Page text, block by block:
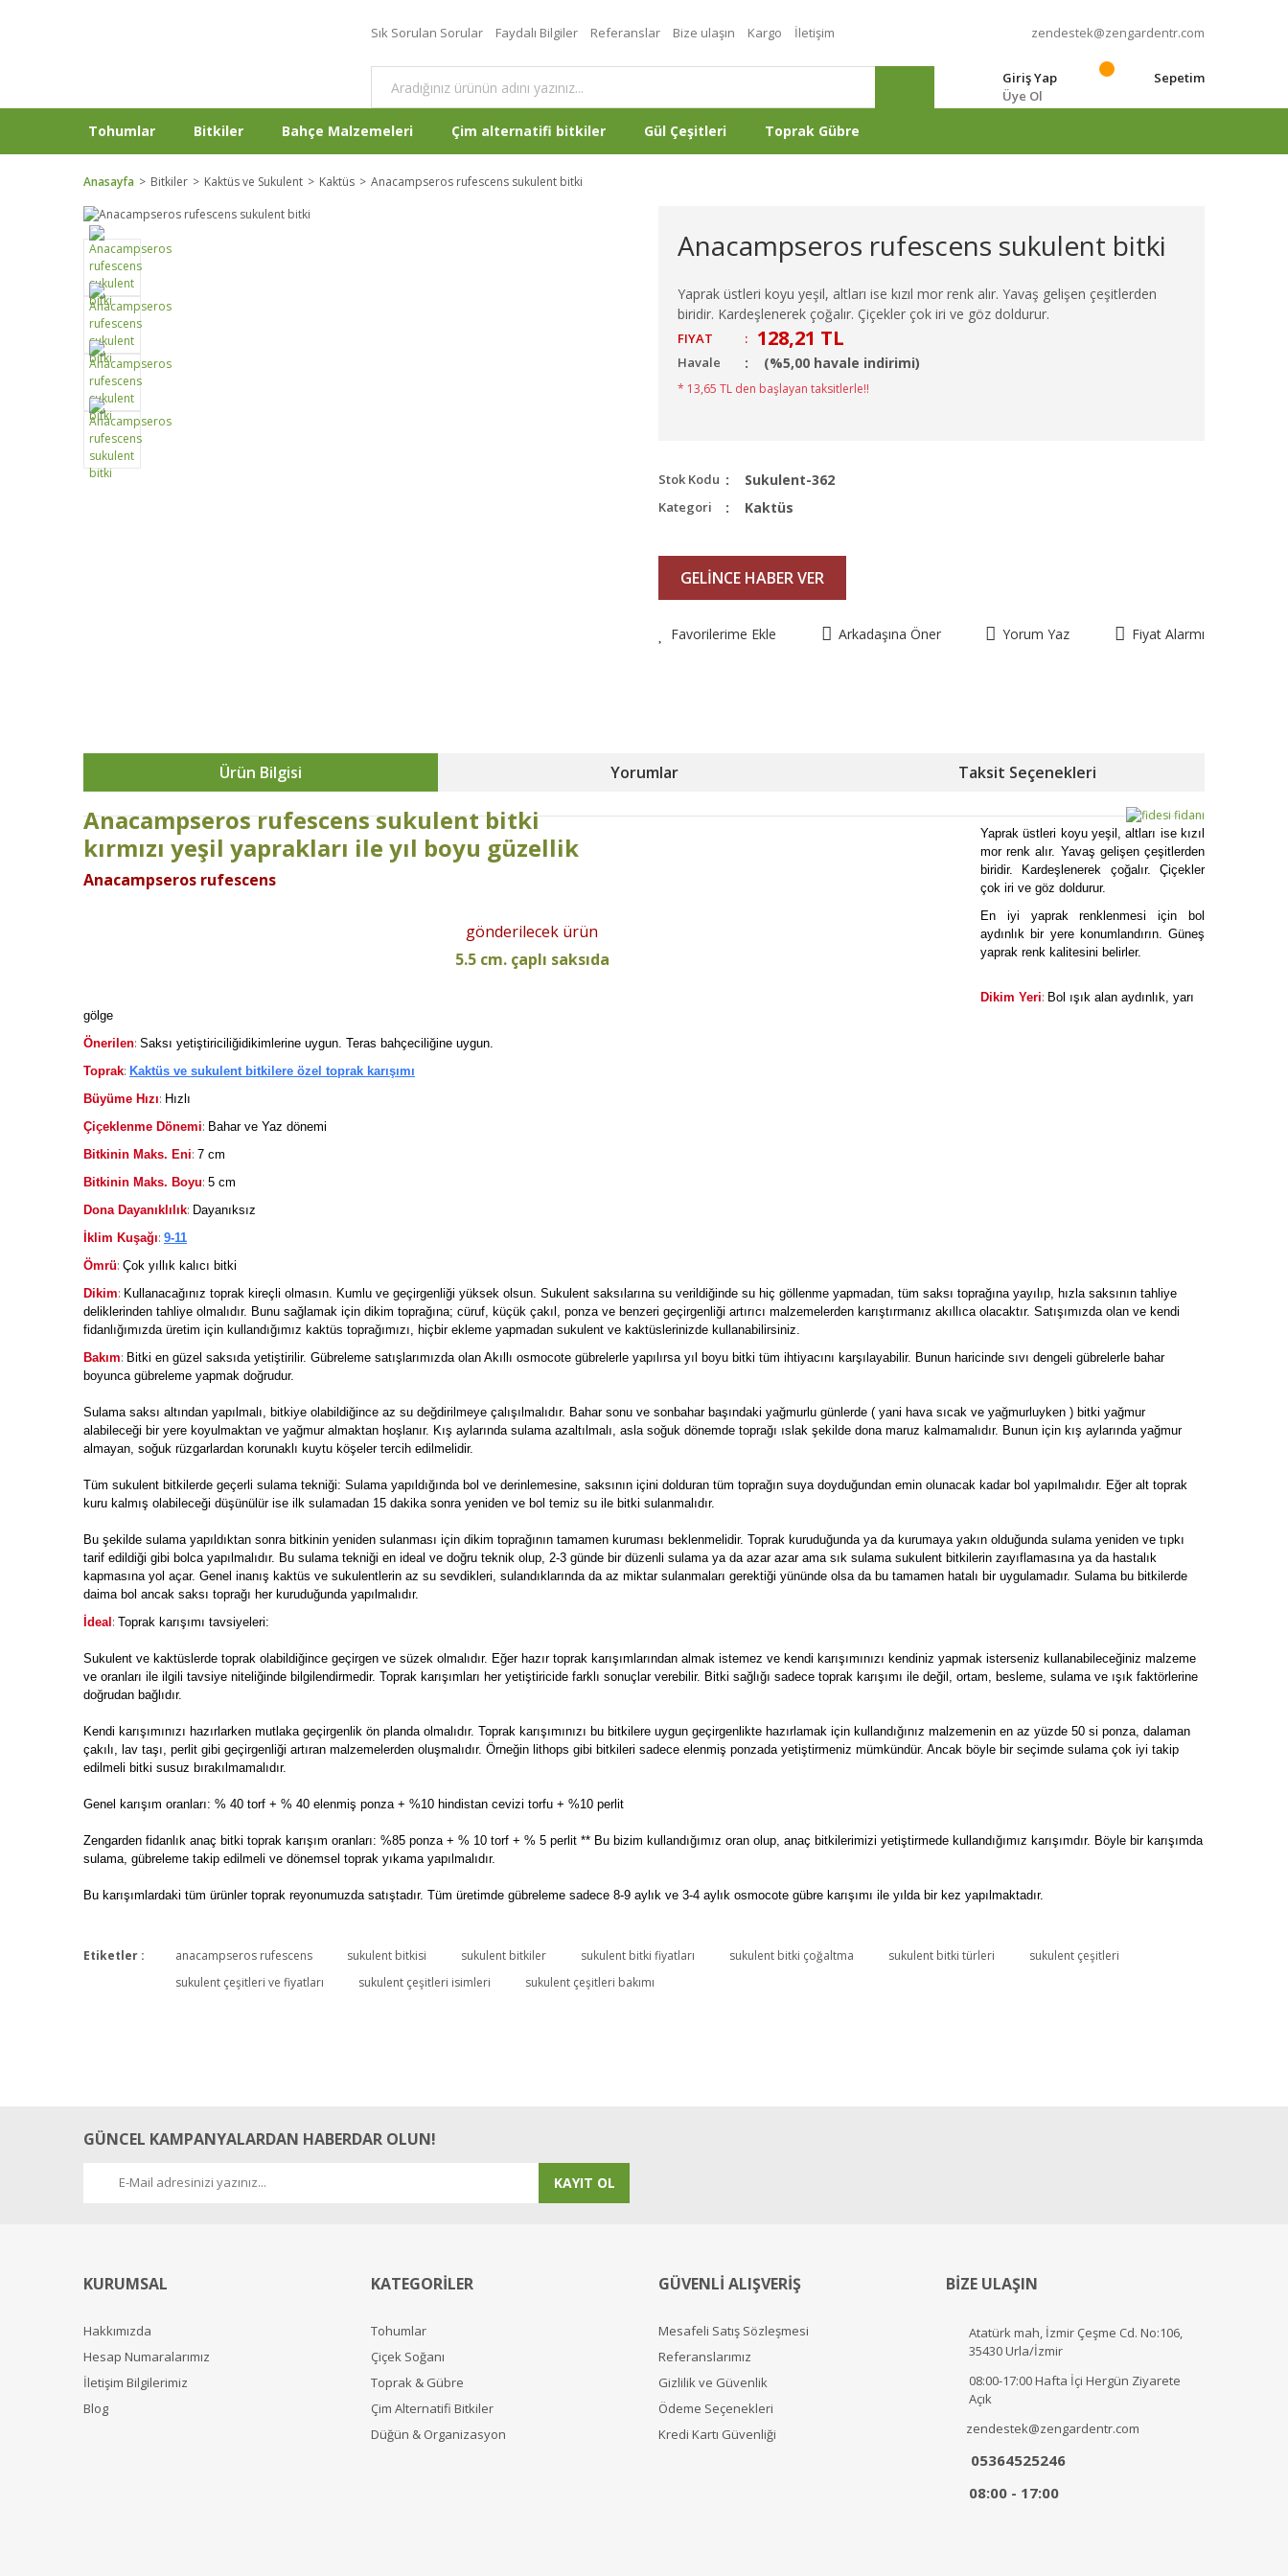
Sık Sorulan Sorular Faydalı Bilgiler Referanslar Bize ulaşın Kargo İletişim zendestek@zengardentr.com
Giriş Yap
Üye Ol
Sepetim
Tohumlar Bitkiler Bahçe Malzemeleri Çim alternatifi bitkiler Gül Çeşitleri Toprak Gübre
Anasayfa Bitkiler Kaktüs ve Sukulent Kaktüs Anacampseros rufescens sukulent bitki
Anacampseros rufescens sukulent bitki
Yaprak üstleri koyu yeşil, altları ise kızıl mor renk alır. Yavaş gelişen çeşitlerden
biridir. Kardeşlenerek çoğalır. Çiçekler çok iri ve göz doldurur.
FIYAT : 128,21 TL
Havale (%5,00 havale indirimi)
* 13,65 TL den başlayan taksitlerle!!
Stok Kodu Sukulent-362
Kategori Kaktüs
GELİNCE HABER VER
Favorilerime Ekle Arkadaşına Öner Yorum Yaz Fiyat Alarmı
Ürün Bilgisi Yorumlar Taksit Seçenekleri
Anacampseros rufescens sukulent bitki
kırmızı yeşil yaprakları ile yıl boyu güzellik
Anacampseros rufescens
gönderilecek ürün
5.5 cm. çaplı saksıda
Yaprak üstleri koyu yeşil, altları ise kızıl
mor renk alır. Yavaş gelişen çeşitlerden
biridir. Kardeşlenerek çoğalır. Çiçekler
çok iri ve göz doldurur.
En iyi yaprak renklenmesi için bol
aydınlık bir yere konumlandırın. Güneş
yaprak renk kalitesini belirler.
Dikim Yeri: Bol ışık alan aydınlık, yarı
gölge
Önerilen: Saksı yetiştiriciliğidikimlerine uygun. Teras bahçeciliğine uygun.
Toprak: Kaktüs ve sukulent bitkilere özel toprak karışımı
Büyüme Hızı: Hızlı
Çiçeklenme Dönemi: Bahar ve Yaz dönemi
Bitkinin Maks. Eni: 7 cm
Bitkinin Maks. Boyu: 5 cm
Dona Dayanıklılık: Dayanıksız
İklim Kuşağı: 9-11
Ömrü: Çok yıllık kalıcı bitki
Dikim: Kullanacağınız toprak kireçli olmasın. Kumlu ve geçirgenliği yüksek olsun. Sukulent saksılarına su verildiğinde su hiç göllenme yapmadan, tüm saksı toprağına yayılıp, hızla saksının tahliye
deliklerinden tahliye olmalıdır. Bunu sağlamak için dikim toprağına; cüruf, küçük çakıl, ponza ve benzeri geçirgenliği artırıcı malzemelerden karıştırmanız akıllıca olacaktır. Satışımızda olan ve kendi
fidanlığımızda üretim için kullandığımız kaktüs toprağımızı, hiçbir ekleme yapmadan sukulent ve kaktüslerinizde kullanabilirsiniz.
Bakım: Bitki en güzel saksıda yetiştirilir. Gübreleme satışlarımızda olan Akıllı osmocote gübrelerle yapılırsa yıl boyu bitki tüm ihtiyacını karşılayabilir. Bunun haricinde sıvı dengeli gübrelerle bahar
boyunca gübreleme yapmak doğrudur.
Sulama saksı altından yapılmalı, bitkiye olabildiğince az su değdirilmeye çalışılmalıdır. Bahar sonu ve sonbahar başındaki yağmurlu günlerde ( yani hava sıcak ve yağmurluyken ) bitki yağmur
alabileceği bir yere koyulmaktan ve yağmur almaktan hoşlanır. Kış aylarında sulama azaltılmalı, asla soğuk dönemde toprağı ıslak şekilde dona maruz kalmamalıdır. Bunun için kış aylarında yağmur
almayan, soğuk rüzgarlardan korunaklı kuytu köşeler tercih edilmelidir.
Tüm sukulent bitkilerde geçerli sulama tekniği: Sulama yapıldığında bol ve derinlemesine, saksının içini dolduran tüm toprağın suya doyduğundan emin olunacak kadar bol yapılmalıdır. Eğer alt toprak
kuru kalmış olabileceği düşünülür ise ilk sulamadan 15 dakika sonra yeniden ve bol temiz su ile bitki sulanmalıdır.
Bu şekilde sulama yapıldıktan sonra bitkinin yeniden sulanması için dikim toprağının tamamen kuruması beklenmelidir. Toprak kuruduğunda ya da kurumaya yakın olduğunda sulama yeniden ve tıpkı
tarif edildiği gibi bolca yapılmalıdır. Bu sulama tekniği en ideal ve doğru teknik olup, 2-3 günde bir düzenli sulama ya da azar azar ama sık sulama sukulent bitkilerin zayıflamasına ya da hastalık
kapmasına yol açar. Genel inanış kaktüs ve sukulentlerin az su sevdikleri, sulandıklarında da az miktar sulanmaları gerektiği yününde olsa da bu tamamen hatalı bir uygulamadır. Sulama bu bitkilerde
daima bol ancak saksı toprağı her kuruduğunda yapılmalıdır.
İdeal : Toprak karışımı tavsiyeleri:
Sukulent ve kaktüslerde toprak olabildiğince geçirgen ve süzek olmalıdır. Eğer hazır toprak karışımlarından almak istemez ve kendi karışımınızı kendiniz yapmak isterseniz kullanabileceğiniz malzeme
ve oranları ile ilgili tavsiye niteliğinde bilgilendirmedir. Toprak karışımları her yetiştiricide farklı sonuçlar verebilir. Bitki sağlığı sadece toprak karışımı ile değil, ortam, besleme, sulama ve ışık faktörlerine
doğrudan bağlıdır.
Kendi karışımınızı hazırlarken mutlaka geçirgenlik ön planda olmalıdır. Toprak karışımınızı bu bitkilere uygun geçirgenlikte hazırlamak için kullandığınız malzemenin en az yüzde 50 si ponza, dalaman
çakılı, lav taşı, perlit gibi geçirgenliği artıran malzemelerden oluşmalıdır. Örneğin lithops gibi bitkileri sadece elenmiş ponzada yetiştirmeniz mümkündür. Ancak böyle bir seçimde sulama çok iyi takip
edilmeli bitki susuz bırakılmamalıdır.
Genel karışım oranları: % 40 torf + % 40 elenmiş ponza + %10 hindistan cevizi torfu + %10 perlit
Zengarden fidanlık anaç bitki toprak karışım oranları: %85 ponza + % 10 torf + % 5 perlit ** Bu bizim kullandığımız oran olup, anaç bitkilerimizi yetiştirmede kullandığımız karışımdır. Böyle bir karışımda
sulama, gübreleme takip edilmeli ve dönemsel toprak yıkama yapılmalıdır.
Bu karışımlardaki tüm ürünler toprak reyonumuzda satıştadır. Tüm üretimde gübreleme sadece 8-9 aylık ve 3-4 aylık osmocote gübre karışımı ile yılda bir kez yapılmaktadır.
Bu ürüne ilk yorumu siz yapın!
Etiketler : anacampseros rufescens sukulent bitkisi sukulent bitkiler sukulent bitki fiyatları sukulent bitki çoğaltma sukulent bitki türleri
sukulent çeşitleri
sukulent çeşitleri ve fiyatları
sukulent çeşitleri isimleri sukulent çeşitleri bakımı
GÜNCEL KAMPANYALARDAN HABERDAR OLUN!
KAYIT OL
KURUMSAL
Hakkımızda
Hesap Numaralarımız
İletişim Bilgilerimiz
Blog
KATEGORİLER
Tohumlar
Çiçek Soğanı
Toprak & Gübre
Çim Alternatifi Bitkiler
Düğün & Organizasyon
GÜVENLİ ALIŞVERİŞ
Mesafeli Satış Sözleşmesi
Referanslarımız
Gizlilik ve Güvenlik
Ödeme Seçenekleri
Kredi Kartı Güvenliği
BİZE ULAŞIN
Atatürk mah, İzmir Çeşme Cd. No:106,
35430 Urla/İzmir
08:00-17:00 Hafta İçi Hergün Ziyarete
Açık
zendestek@zengardentr.com
05364525246
08:00 - 17:00